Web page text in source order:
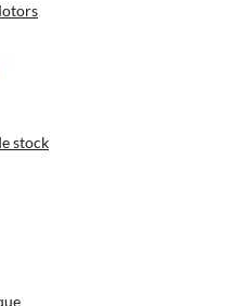
stock